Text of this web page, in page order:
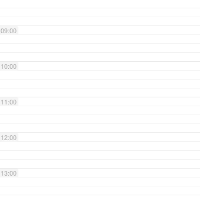
09:00
10:00
11:00
12:00
13:00